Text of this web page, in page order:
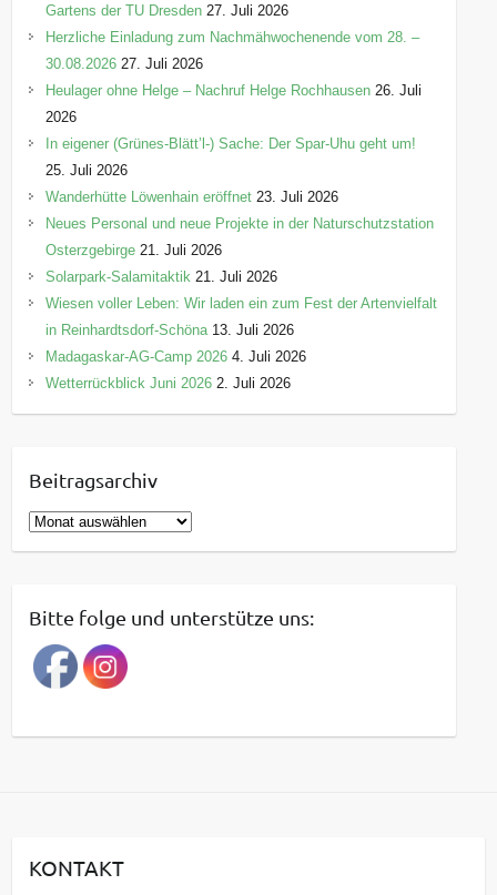
Gartens der TU Dresden 27. Juli 2026
Herzliche Einladung zum Nachmähwochenende vom 28. –
30.08.2026 27. Juli 2026
Heulager ohne Helge – Nachruf Helge Rochhausen 26. Juli
2026
In eigener (Grünes-Blätt’l-) Sache: Der Spar-Uhu geht um!
25. Juli 2026
Wanderhütte Löwenhain eröffnet 23. Juli 2026
Neues Personal und neue Projekte in der Naturschutzstation
Osterzgebirge 21. Juli 2026
Solarpark-Salamitaktik 21. Juli 2026
Wiesen voller Leben: Wir laden ein zum Fest der Artenvielfalt
in Reinhardtsdorf-Schöna 13. Juli 2026
Madagaskar-AG-Camp 2026 4. Juli 2026
Wetterrückblick Juni 2026 2. Juli 2026
Beitragsarchiv
B
e
r
a
g
a
v
Bitte folge und unterstütze uns:
KONTAKT